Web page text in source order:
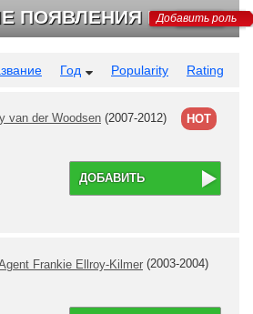
ПОЯВЛЕНИЯ НА ТВ
Добавить роль
Год Popularity Rating
van der Woodsen (2007-2012)
ДОБАВИТЬ
HOT
Frankie Ellroy-Kilmer (2003-2004)